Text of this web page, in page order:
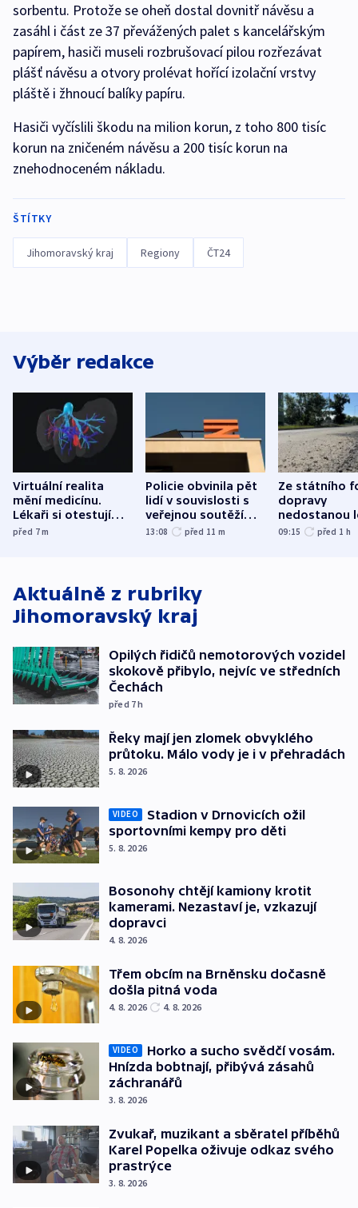
sorbentu. Protože se oheň dostal dovnitř návěsu a
zasáhl i část ze 37 převážených palet s kancelářským
papírem, hasiči museli rozbrušovací pilou rozřezávat
plášť návěsu a otvory prolévat hořící izolační vrstvy
pláště i žhnoucí balíky papíru.
Hasiči vyčíslili škodu na milion korun, z toho 800 tisíc
korun na zničeném návěsu a 200 tisíc korun na
znehodnoceném nákladu.
ŠTÍTKY
Jihomoravský kraj Regiony ČT24
Výběr redakce
Virtuální realita
mění medicínu.
Lékaři si otestují
každý řez, říká
před 7m
Policie obvinila pět
lidí v souvislosti s
veřejnou soutěží
Správy železnic
13:08 před 11 m
Ze státního
dopravy
nedostanou
kraje na
09:15 před 1 h
Aktuálně z rubriky
Jihomoravský kraj
Opilých řidičů nemotorových vozidel
skokově přibylo, nejvíc ve středních
Čechách
před 7h
Řeky mají jen zlomek obvyklého
průtoku. Málo vody je i v přehradách
5. 8. 2026
VIDEO
Stadion v Drnovicích ožil
sportovními kempy pro děti
5. 8. 2026
Bosonohy chtějí kamiony krotit
kamerami. Nezastaví je, vzkazují
dopravci
4. 8. 2026
Třem obcím na Brněnsku dočasně
došla pitná voda
4. 8. 2026 4. 8. 2026
VIDEO
Horko a sucho svědčí vosám.
Hnízda bobtnají, přibývá zásahů
záchranářů
3. 8. 2026
Zvukař, muzikant a sběratel příběhů
Karel Popelka oživuje odkaz svého
prastrýce
3. 8. 2026